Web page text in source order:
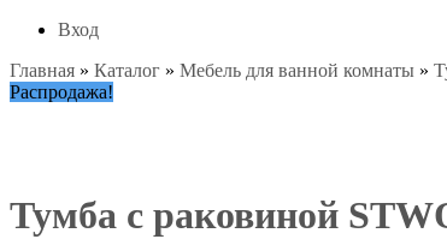
Вход
Главная » Каталог » Мебель для ванной комнаты »
Распродажа!
Тумба с раковиной